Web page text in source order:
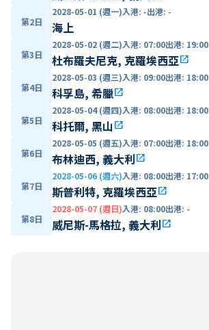
第2日
2028-05-01 (週一)入港: -出港: -
海上
第3日
2028-05-02 (週二)入港: 07:00出港: 19:00
杜布羅夫尼克, 克羅埃西亞open_in_new
第4日
2028-05-03 (週三)入港: 09:00出港: 18:00
科孚島, 希臘open_in_new
第5日
2028-05-04 (週四)入港: 08:00出港: 18:00
科托爾, 黑山 open_in_new
第6日
2028-05-05 (週五)入港: 07:00出港: 18:00
布林迪西, 義大利open_in_new
第7日
2028-05-06 (週六)入港: 08:00出港: 17:00
斯普利特, 克羅埃西亞open_in_new
第8日
2028-05-07 (週日)入港: 08:00出港: -
威尼斯-馬格拉, 義大利open_in_new